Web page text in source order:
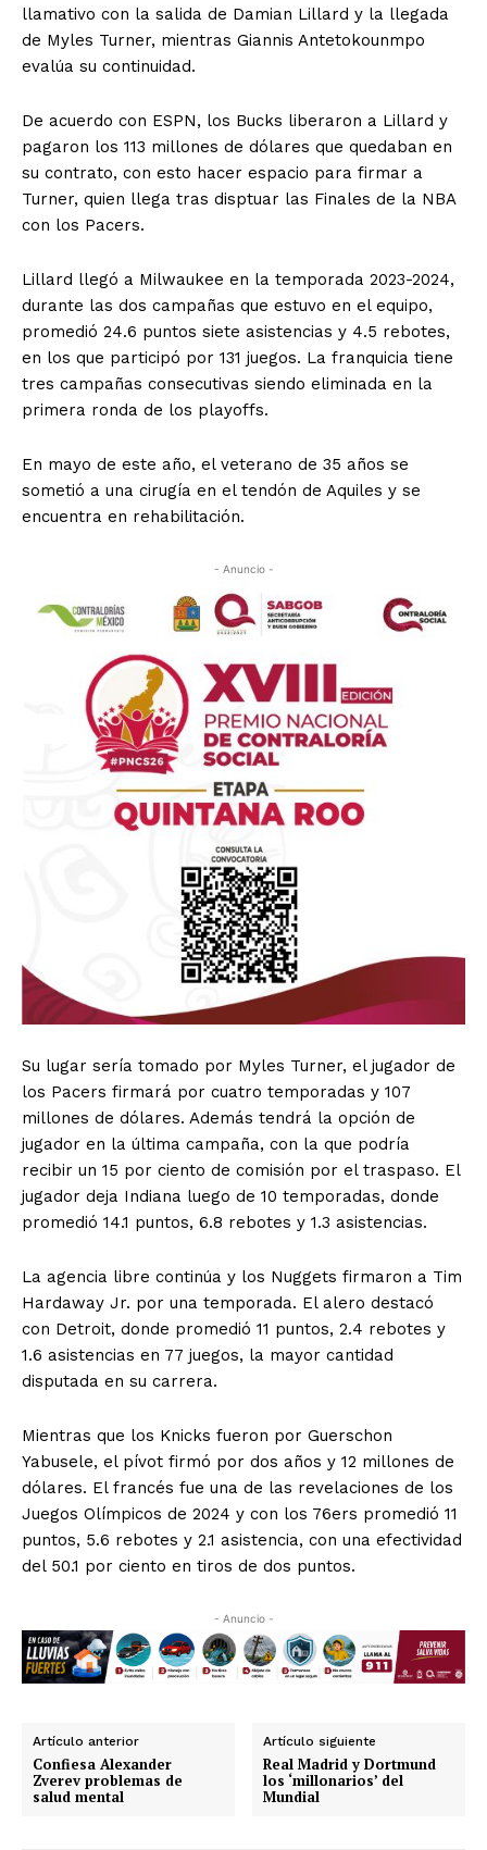
llamativo con la salida de Damian Lillard y la llegada
de Myles Turner, mientras Giannis Antetokounmpo
evalúa su continuidad.
De acuerdo con ESPN, los Bucks liberaron a Lillard y
pagaron los 113 millones de dólares que quedaban en
su contrato, con esto hacer espacio para firmar a
Turner, quien llega tras disptuar las Finales de la NBA
con los Pacers.
Lillard llegó a Milwaukee en la temporada 2023-2024,
durante las dos campañas que estuvo en el equipo,
promedió 24.6 puntos siete asistencias y 4.5 rebotes,
en los que participó por 131 juegos. La franquicia tiene
tres campañas consecutivas siendo eliminada en la
primera ronda de los playoffs.
En mayo de este año, el veterano de 35 años se
sometió a una cirugía en el tendón de Aquiles y se
encuentra en rehabilitación.
- Anuncio -
Su lugar sería tomado por Myles Turner, el jugador de
los Pacers firmará por cuatro temporadas y 107
millones de dólares. Además tendrá la opción de
jugador en la última campaña, con la que podría
recibir un 15 por ciento de comisión por el traspaso. El
jugador deja Indiana luego de 10 temporadas, donde
promedió 14.1 puntos, 6.8 rebotes y 1.3 asistencias.
La agencia libre continúa y los Nuggets firmaron a Tim
Hardaway Jr. por una temporada. El alero destacó
con Detroit, donde promedió 11 puntos, 2.4 rebotes y
1.6 asistencias en 77 juegos, la mayor cantidad
disputada en su carrera.
Mientras que los Knicks fueron por Guerschon
Yabusele, el pívot firmó por dos años y 12 millones de
dólares. El francés fue una de las revelaciones de los
Juegos Olímpicos de 2024 y con los 76ers promedió 11
puntos, 5.6 rebotes y 2.1 asistencia, con una efectividad
del 50.1 por ciento en tiros de dos puntos.
- Anuncio -
Artículo anterior
Confiesa Alexander
Zverev problemas de
salud mental
Artículo siguiente
Real Madrid y Dortmund
los ‘millonarios’ del
Mundial